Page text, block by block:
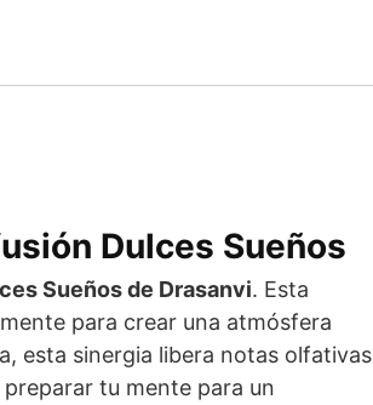
Dulces Sueños
Sueños de Drasanvi. Esta
para crear una atmósfera
esta sinergia libera notas olfativas
tu mente para un